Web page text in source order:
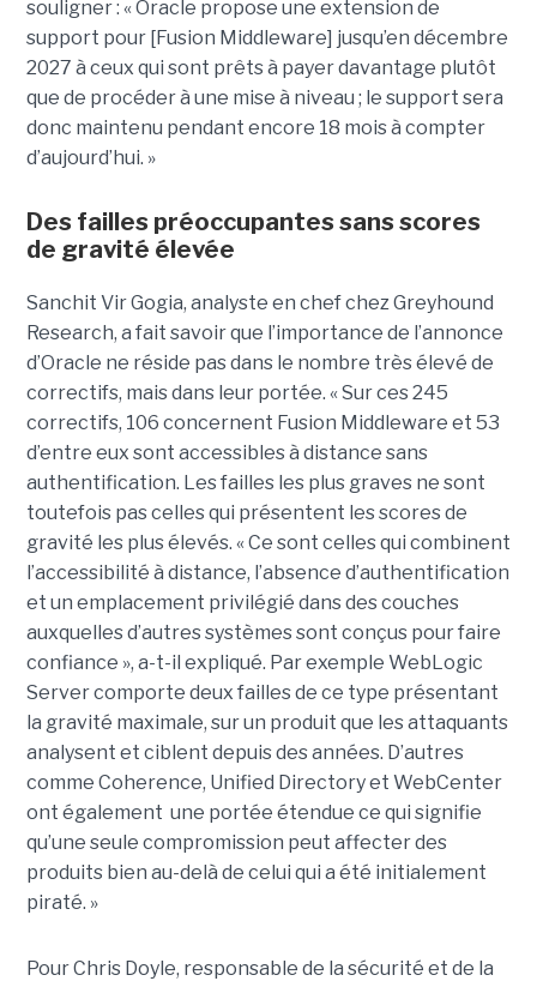
souligner : « Oracle propose une extension de
support pour [Fusion Middleware] jusqu’en décembre
2027 à ceux qui sont prêts à payer davantage plutôt
que de procéder à une mise à niveau ; le support sera
donc maintenu pendant encore 18 mois à compter
d’aujourd’hui. »
Des failles préoccupantes sans scores
de gravité élevée
Sanchit Vir Gogia, analyste en chef chez Greyhound
Research, a fait savoir que l’importance de l’annonce
d’Oracle ne réside pas dans le nombre très élevé de
correctifs, mais dans leur portée. « Sur ces 245
correctifs, 106 concernent Fusion Middleware et 53
d’entre eux sont accessibles à distance sans
authentification. Les failles les plus graves ne sont
toutefois pas celles qui présentent les scores de
gravité les plus élevés. « Ce sont celles qui combinent
l’accessibilité à distance, l’absence d’authentification
et un emplacement privilégié dans des couches
auxquelles d’autres systèmes sont conçus pour faire
confiance », a-t-il expliqué. Par exemple WebLogic
Server comporte deux failles de ce type présentant
la gravité maximale, sur un produit que les attaquants
analysent et ciblent depuis des années. D’autres
comme Coherence, Unified Directory et WebCenter
ont également une portée étendue ce qui signifie
qu’une seule compromission peut affecter des
produits bien au-delà de celui qui a été initialement
piraté. »
Pour Chris Doyle, responsable de la sécurité et de la